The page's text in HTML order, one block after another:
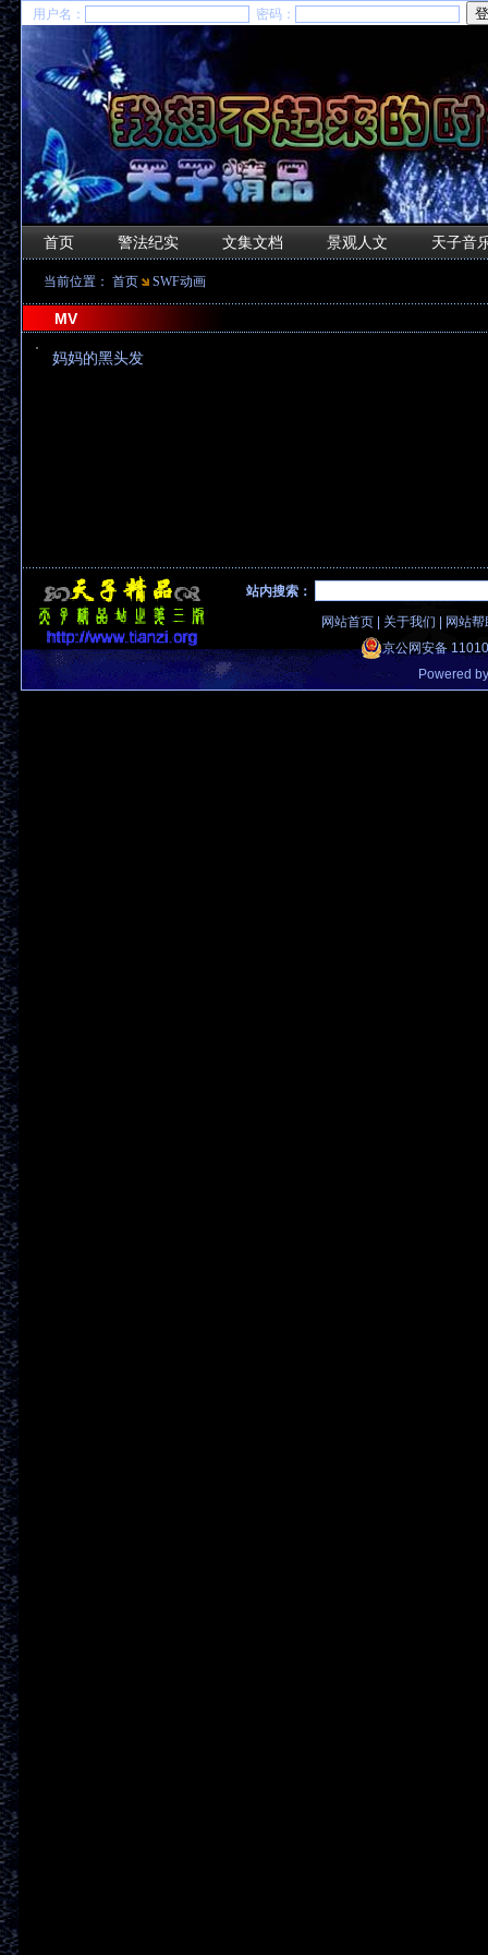
用户名： 密码：
首页 警法纪实 文集文档 景观人文 天子音
当前位置： 首页 SWF动画
MV
妈妈的黑头发
站内搜索：
网站首页
关于我们
网站帮
京公网安备
Powered